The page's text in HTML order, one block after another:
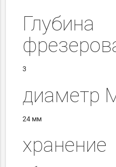
Глубина
3
диаметр
24 мм
хранение